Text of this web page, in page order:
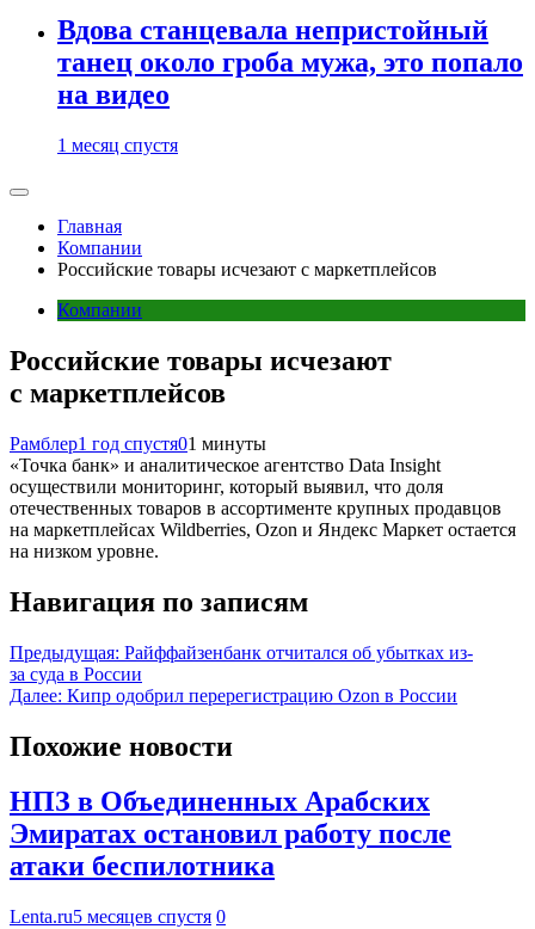
Вдова станцевала непристойный
танец около гроба мужа, это попало
на видео
1 месяц спустя
Главная
Компании
Российские товары исчезают с маркетплейсов
Компании
Российские товары исчезают
с маркетплейсов
Рамблер1 год спустя01 минуты
«Точка банк» и аналитическое агентство Data Insight
осуществили мониторинг, который выявил, что доля
отечественных товаров в ассортименте крупных продавцов
на маркетплейсах Wildberries, Ozon и Яндекс Маркет остается
на низком уровне.
Навигация по записям
Предыдущая: Райффайзенбанк отчитался об убытках из-
за суда в России
Далее: Кипр одобрил перерегистрацию Ozon в России
Похожие новости
НПЗ в Объединенных Арабских
Эмиратах остановил работу после
атаки беспилотника
Lenta.ru5 месяцев спустя 0